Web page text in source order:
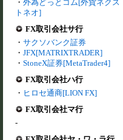
・ 外為どっとコム[外貨ネクス
トネオ]
FX取引会社サ行
・ サクソバンク証券
・ JFX[MATRIXTRADER]
・ StoneX証券[MetaTrader4]
FX取引会社ハ行
・ ヒロセ通商[LION FX]
FX取引会社マ行
-